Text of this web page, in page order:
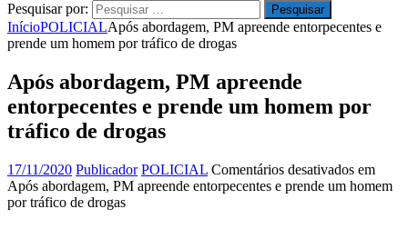
Pesquisar por:
InícioPOLICIALApós abordagem, PM apreende entorpecentes e
prende um homem por tráfico de drogas
Após abordagem, PM apreende
entorpecentes e prende um homem por
tráfico de drogas
17/11/2020 Publicador POLICIAL Comentários desativados em
Após abordagem, PM apreende entorpecentes e prende um homem
por tráfico de drogas